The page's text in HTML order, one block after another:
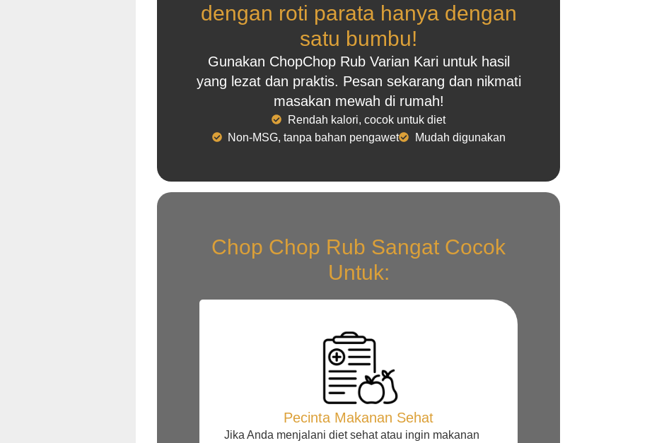
dengan roti parata hanya dengan
satu bumbu!
Gunakan ChopChop Rub Varian Kari untuk hasil
yang lezat dan praktis. Pesan sekarang dan nikmati
masakan mewah di rumah!
Rendah kalori, cocok untuk diet
Non-MSG, tanpa bahan pengawet
Mudah digunakan
Chop Chop Rub Sangat Cocok
Untuk:
Pecinta Makanan Sehat
Jika Anda menjalani diet sehat atau ingin makanan